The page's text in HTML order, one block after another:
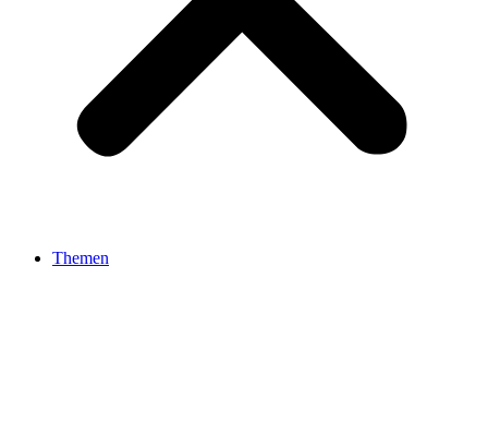
Themen